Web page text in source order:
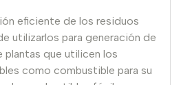
eficiente de los residuos
utilizarlos para generación de
plantas que utilicen los
como combustible para su